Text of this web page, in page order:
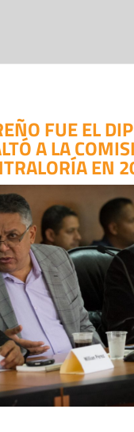
FUE EL
A LA
EN